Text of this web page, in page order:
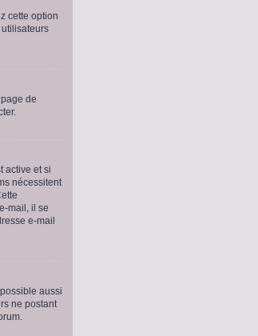
cette option
de
active et si
nécessitent
mail, il se
e-mail
aussi
ne postant